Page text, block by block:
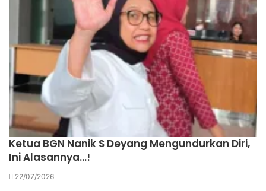
Ketua BGN Nanik S Deyang Mengundurkan Diri,
Ini Alasannya…!
22/07/2026